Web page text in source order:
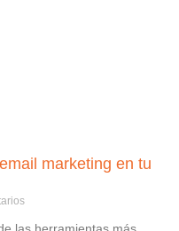
marketing en tu